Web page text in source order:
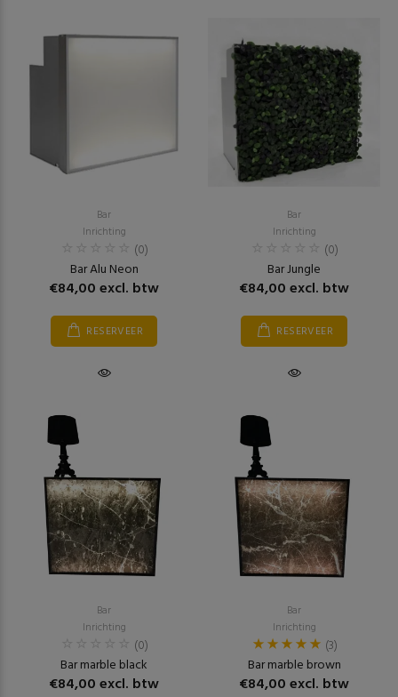
Bar
Inrichting
(0)
Bar Alu Neon
€84,00 excl. btw
RESERVEER
Bar
Inrichting
(0)
Bar Jungle
€84,00 excl. btw
RESERVEER
Bar
Inrichting
(0)
Bar marble black
€84,00 excl. btw
Bar
Inrichting
(3)
Bar marble brown
€84,00 excl. btw